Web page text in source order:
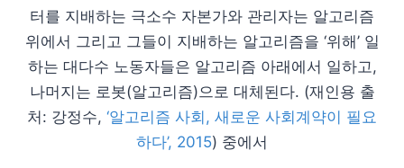
터를 지배하는 극소수 자본가와 관리자는 알고리즘
위에서 그리고 그들이 지배하는 알고리즘을 ‘위해’ 일
하는 대다수 노동자들은 알고리즘 아래에서 일하고,
나머지는 로봇(알고리즘)으로 대체된다. (재인용 출
처: 강정수, ‘알고리즘 사회, 새로운 사회계약이 필요
하다’, 2015) 중에서